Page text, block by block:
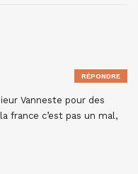
Vanneste pour des
france c’est pas un mal,
RÉPONDRE